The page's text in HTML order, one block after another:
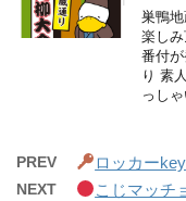
巣鴨
楽し
番付
り 素
っし
PREV ロッカーkey
NEXT こじマッチ